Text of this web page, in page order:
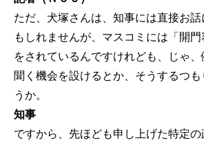
ただ、犬塚さんは、知事には直接お
もしれませんが、マスコミには「開
をされているんですけれども、じゃ
聞く機会を設けるとか、そうするつも
うか。
知事
ですから、先ほども申し上げた特定